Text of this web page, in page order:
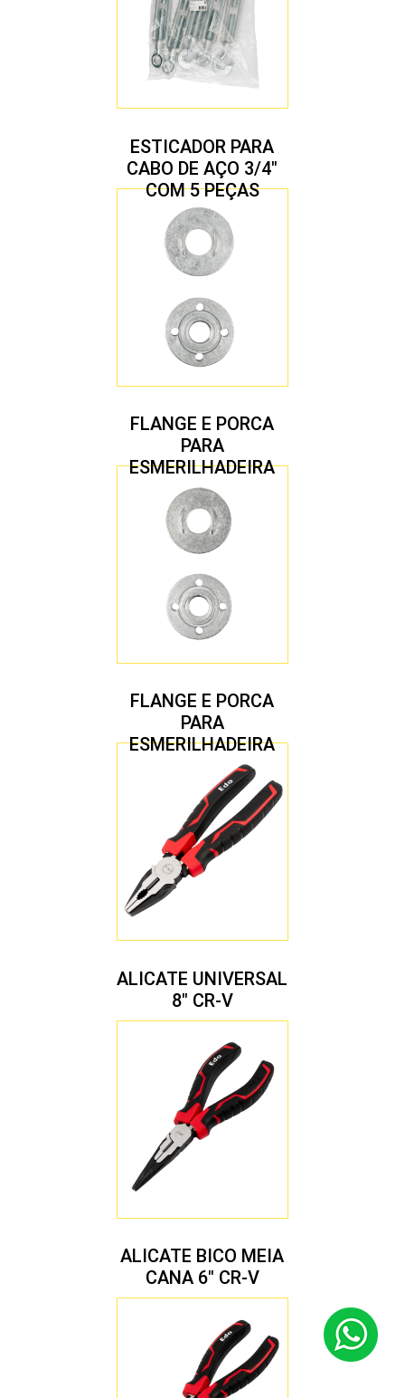
ESTICADOR PARA
CABO DE AÇO 3/4″
COM 5 PEÇAS
FLANGE E PORCA
PARA
ESMERILHADEIRA
4.1/2″ 22,23 MM
FLANGE E PORCA
PARA
ESMERILHADEIRA
4.1/2″ 20,00 MM
ALICATE UNIVERSAL
8″ CR-V
ALICATE BICO MEIA
CANA 6″ CR-V